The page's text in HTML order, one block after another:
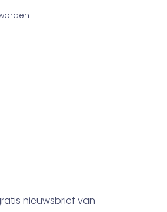
nieuwsbrief van